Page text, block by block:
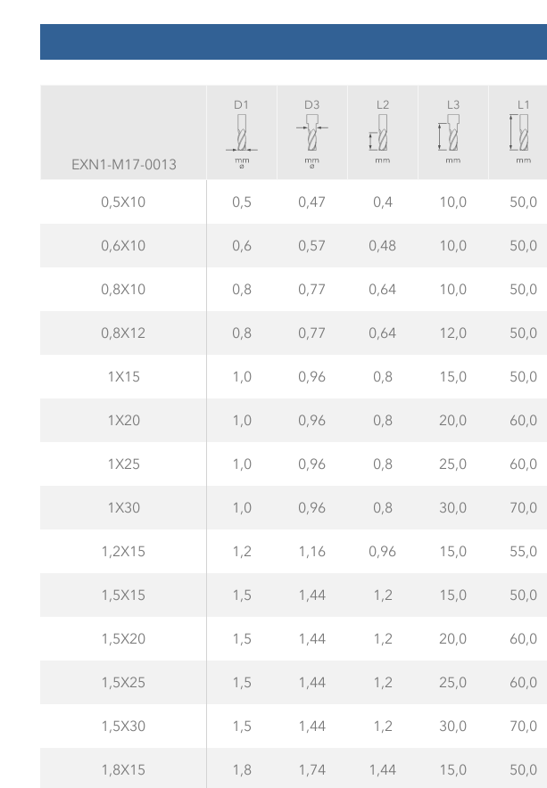
EXN1-M17-0013
D1 D3 L2 L3 L1
0,5X10 0,5 0,47 0,4 10,0 50,0
0,6X10 0,6 0,57 0,48 10,0 50,0
0,8X10 0,8 0,77 0,64 10,0 50,0
0,8X12 0,8 0,77 0,64 12,0 50,0
1X15 1,0 0,96 0,8 15,0 50,0
1X20 1,0 0,96 0,8 20,0 60,0
1X25 1,0 0,96 0,8 25,0 60,0
1X30 1,0 0,96 0,8 30,0 70,0
1,2X15 1,2 1,16 0,96 15,0 55,0
1,5X15 1,5 1,44 1,2 15,0 50,0
1,5X20 1,5 1,44 1,2 20,0 60,0
1,5X25 1,5 1,44 1,2 25,0 60,0
1,5X30 1,5 1,44 1,2 30,0 70,0
1,8X15 1,8 1,74 1,44 15,0 50,0